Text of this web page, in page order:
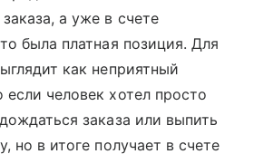
а уже в счете
была платная позиция. Для
как неприятный
если человек хотел просто
заказа или выпить
но в итоге получает в счете